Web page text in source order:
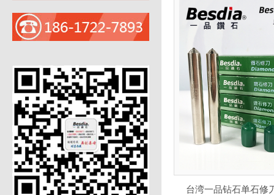
台湾一品钻石单石修